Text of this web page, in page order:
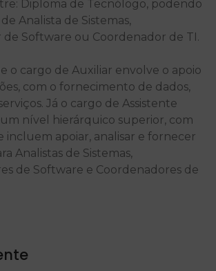
Diploma de Tecnólogo, podendo
Analista de Sistemas,
de Software ou Coordenador de TI.
o cargo de Auxiliar envolve o apoio
com o fornecimento de dados,
Já o cargo de Assistente
nível hierárquico superior, com
incluem apoiar, analisar e fornecer
Analistas de Sistemas,
de Software e Coordenadores de